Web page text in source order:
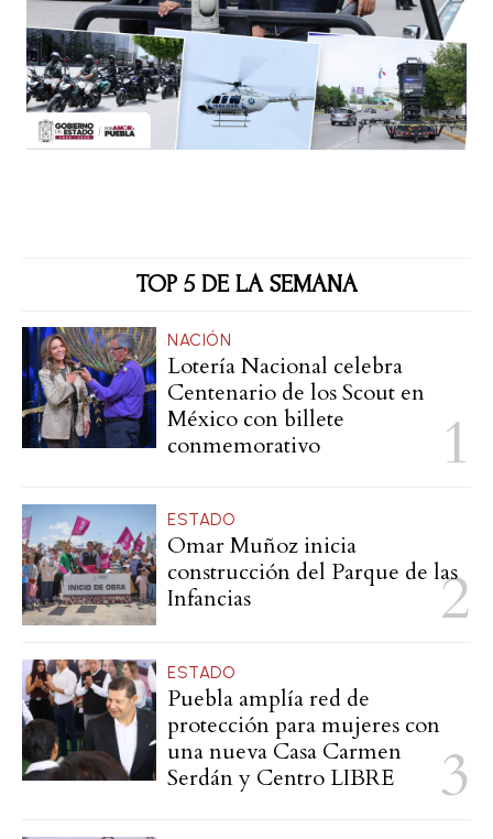
TOP 5 DE LA SEMANA
NACIÓN
Lotería Nacional celebra
Centenario de los Scout en
México con billete
conmemorativo
ESTADO
Omar Muñoz inicia
construcción del Parque de las
Infancias
ESTADO
Puebla amplía red de
protección para mujeres con
una nueva Casa Carmen
Serdán y Centro LIBRE